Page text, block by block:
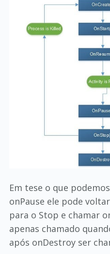
Em tese o que
onPause ele pode
para o Stop e chamar
apenas chamado
após onDestroy ser